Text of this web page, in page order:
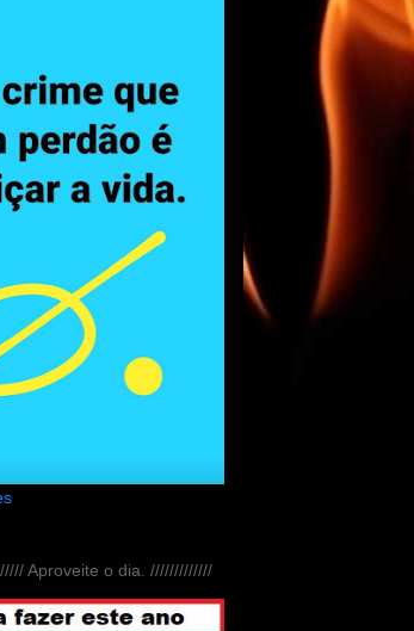
Aproveite o dia. /////////////